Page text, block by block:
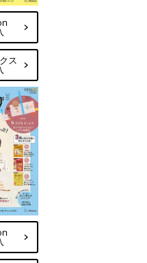
ス